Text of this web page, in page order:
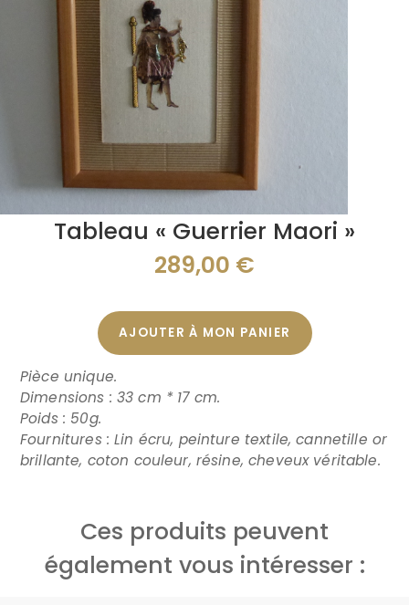
Tableau « Guerrier Maori »
289,00 €
AJOUTER À MON PANIER
Pièce unique.
Dimensions : 33 cm * 17 cm.
Poids : 50g.
Fournitures : Lin écru, peinture textile, cannetille or
brillante, coton couleur, résine, cheveux véritable.
Ces produits peuvent
également vous intéresser :